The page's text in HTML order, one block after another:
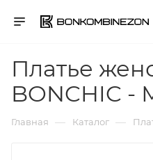
Платье
BONCHIC -
Главная — Каталог —